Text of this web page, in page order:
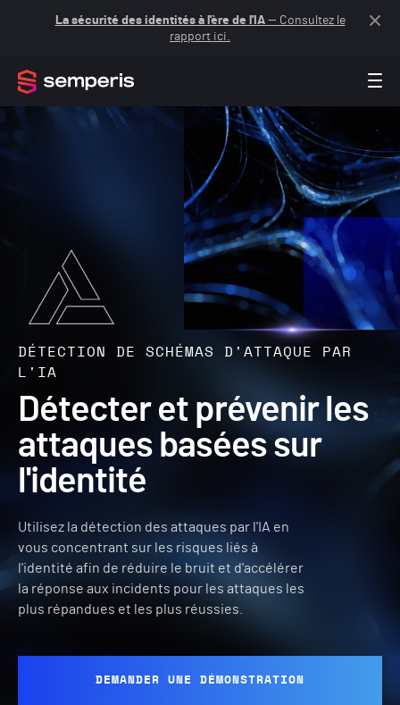
La sécurité des identités à l'ère de l'IA— Consultez le
rapport ici.
DÉTECTION DE SCHÉMAS D'ATTAQUE PAR
L'IA
Détecter et prévenir les
attaques basées sur
l'identité
Utilisez la détection des attaques par l'IA en
vous concentrant sur les risques liés à
l'identité afin de réduire le bruit et d'accélérer
la réponse aux incidents pour les attaques les
plus répandues et les plus réussies.
DEMANDER UNE DÉMONSTRATION